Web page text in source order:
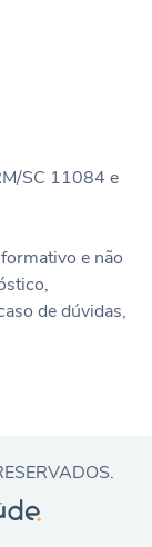
SC 11084 e
e não
de dúvidas,